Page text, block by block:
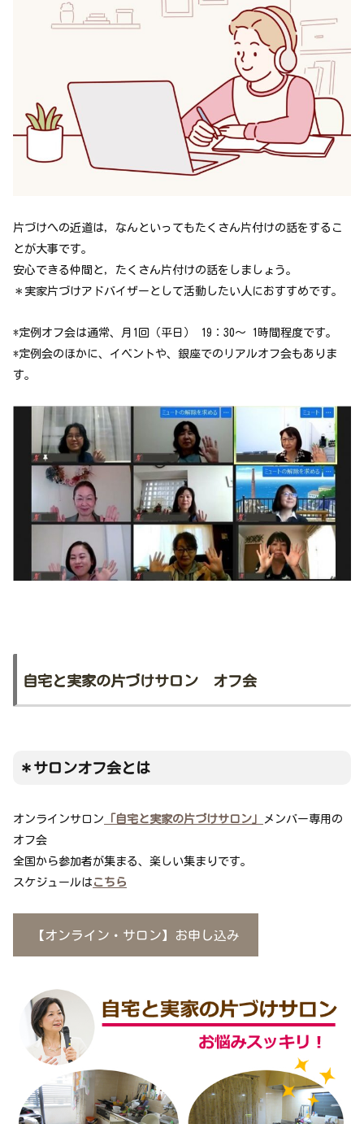
片づけへの近道は，なんといってもたくさん片付けの話をするこ
とが大事です。
安心できる仲間と，たくさん片付けの話をしましょう。
＊実家片づけアドバイザーとして活動したい人におすすめです。
*定例オフ会は通常、月1回（平日） 19：30〜 1時間程度です。
*定例会のほかに、イベントや、銀座でのリアルオフ会もありま
す。
自宅と実家の片づけサロン オフ会
＊サロンオフ会とは
オンラインサロン 「自宅と実家の片づけサロン」
メンバー専用の
オフ会
全国から参加者が集まる、楽しい集まりです。
スケジュールは こちら
【オンライン・サロン】お申し込み